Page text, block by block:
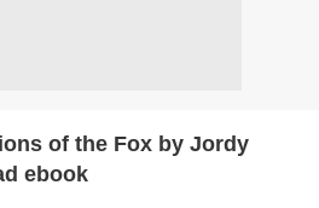
of the Fox by Jordy
ebook